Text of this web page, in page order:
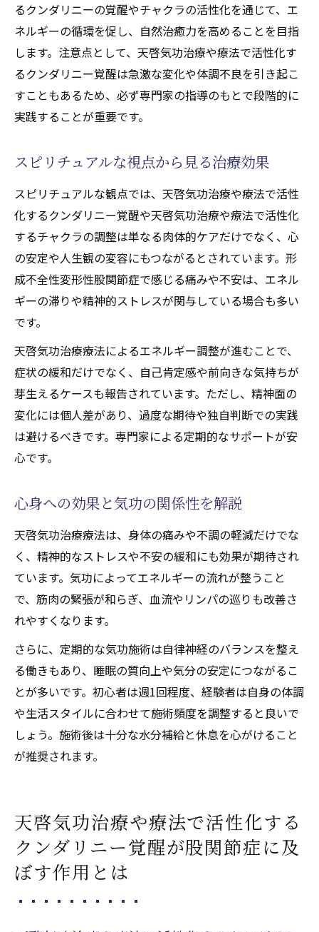
形成不全性変形性股関節症の自己ケア術
スピリチュアルな視点で捉える改善方法
心と体を整える毎日の習慣を提案
るクンダリニーの覚醒やチャクラの活性化を通じて、エ
ネルギーの循環を促し、自然治癒力を高めることを目指
します。注意点として、天啓気功治療や療法で活性化す
るクンダリニー覚醒は急激な変化や体調不良を引き起こ
すこともあるため、必ず専門家の指導のもとで段階的に
実践することが重要です。
スピリチュアルな視点から見る治療効果
スピリチュアルな観点では、天啓気功治療や療法で活性
化するクンダリニー覚醒や天啓気功治療や療法で活性化
するチャクラの調整は単なる肉体的ケアだけでなく、心
の安定や人生観の変容にもつながるとされています。形
成不全性変形性股関節症で感じる痛みや不安は、エネル
ギーの滞りや精神的ストレスが関与している場合も多い
です。
天啓気功治療療法によるエネルギー調整が進むことで、
症状の緩和だけでなく、自己肯定感や前向きな気持ちが
芽生えるケースも報告されています。ただし、精神面の
変化には個人差があり、過度な期待や独自判断での実践
は避けるべきです。専門家による定期的なサポートが安
心です。
心身への効果と気功の関係性を解説
天啓気功治療療法は、身体の痛みや不調の軽減だけでな
く、精神的なストレスや不安の緩和にも効果が期待され
ています。気功によってエネルギーの流れが整うこと
で、筋肉の緊張が和らぎ、血流やリンパの巡りも改善さ
れやすくなります。
さらに、定期的な気功施術は自律神経のバランスを整え
る働きもあり、睡眠の質向上や気分の安定につながるこ
とが多いです。初心者は週1回程度、経験者は自身の体調
や生活スタイルに合わせて施術頻度を調整すると良いで
しょう。施術後は十分な水分補給と休息を心がけること
が推奨されます。
天啓気功治療や療法で活性化する
クンダリニー覚醒が股関節症に及
ぼす作用とは